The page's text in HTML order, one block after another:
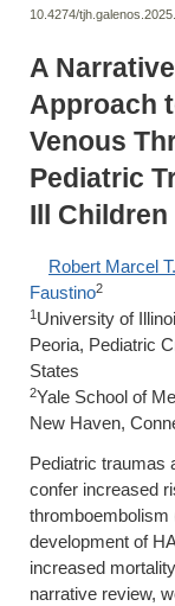
10.4274/
A
Approach
Venous
Pediatric
Ill Children
Robert Marcel
Faustino2
1 University of
Peoria, Pediatric
States
2Yale School of
New Haven,
Pediatric traumas
confer increased
thromboembolism
development of
increased
narrative review,